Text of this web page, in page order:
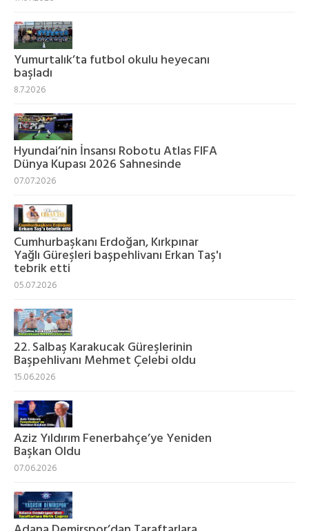
Yumurtalık’ta futbol okulu heyecanı
başladı
8.7.2026
Hyundai’nin İnsansı Robotu Atlas FIFA
Dünya Kupası 2026 Sahnesinde
07.07.2026
Cumhurbaşkanı Erdoğan, Kırkpınar
Yağlı Güreşleri başpehlivanı Erkan Taş'ı
tebrik etti
05.07.2026
22. Salbaş Karakucak Güreşlerinin
Başpehlivanı Mehmet Çelebi oldu
15.06.2026
Aziz Yıldırım Fenerbahçe’ye Yeniden
Başkan Oldu
07.06.2026